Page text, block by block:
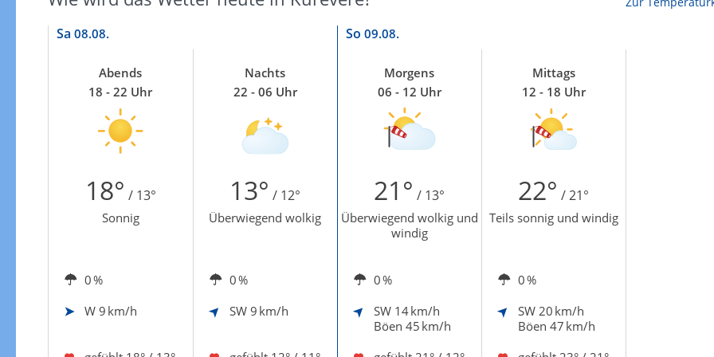
Sa 08.08. So 09.08.
Abends
18 - 22 Uhr
Nachts
22 - 06 Uhr
Morgens
06 - 12 Uhr
Mittags
12 - 18 Uhr
18° / 13° 13° / 12° 21° / 13° 22° / 21°
Sonnig Überwiegend wolkig
Überwiegend wolkig und
windig
Teils sonnig und windig
0 % 0 % 0 %
0 %
W 9 km/h SW 9 km/h SW 14 km/h
Böen 45 km/h
SW 20 km/h
Böen 47 km/h